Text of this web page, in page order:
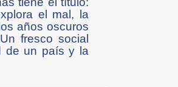
el mal, la
años oscuros
fresco social
de un país y la